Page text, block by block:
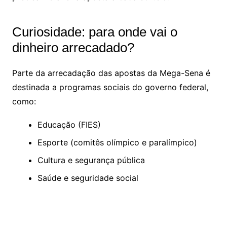
Curiosidade: para onde vai o
dinheiro arrecadado?
Parte da arrecadação das apostas da Mega-Sena é
destinada a programas sociais do governo federal,
como:
Educação (FIES)
Esporte (comitês olímpico e paralímpico)
Cultura e segurança pública
Saúde e seguridade social